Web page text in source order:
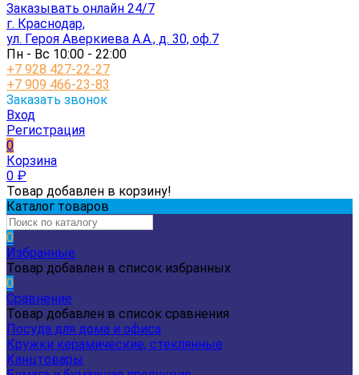
Заказывать онлайн 24/7
г. Краснодар,
ул. Героя Аверкиева А.А., д. 30, оф.7
Пн - Вс 10:00 - 22:00
+7 928 427-22-27
+7 909 466-23-83
Заказать звонок
Вход
Регистрация
0
Корзина
0 ₽
Товар добавлен в корзину!
Каталог товаров
0
Избранные
Товар добавлен в список избранных
0
Сравнение
Товар добавлен в список сравнения
Посуда для дома и офиса
Кружки керамические, стеклянные
Канцтовары